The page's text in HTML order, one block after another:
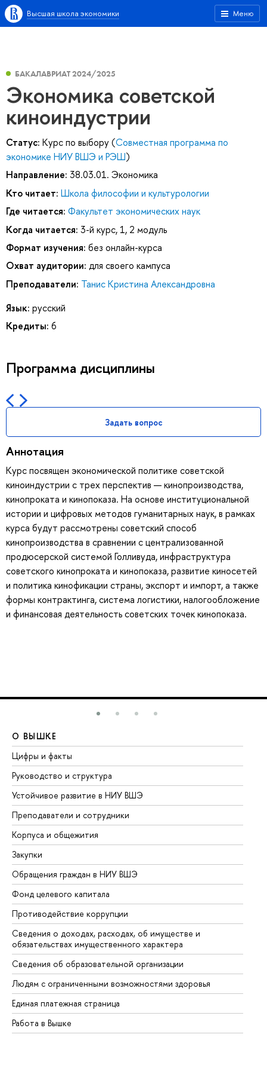
Меню
Высшая школа экономики
БАКАЛАВРИАТ 2024/2025
Экономика советской
киноиндустрии
Статус: Курс по выбору (Совместная программа по
экономике НИУ ВШЭ и РЭШ)
Направление: 38.03.01. Экономика
Кто читает: Школа философии и культурологии
Где читается: Факультет экономических наук
Когда читается: 3-й курс, 1, 2 модуль
Формат изучения: без онлайн-курса
Охват аудитории: для своего кампуса
Преподаватели: Танис Кристина Александровна
Язык: русский
Кредиты: 6
Программа дисциплины
Задать вопрос
Аннотация
Курс посвящен экономической политике советской
киноиндустрии с трех перспектив — кинопроизводства,
кинопроката и кинопоказа. На основе институциональной
истории и цифровых методов гуманитарных наук, в рамках
курса будут рассмотрены советский способ
кинопроизводства в сравнении с централизованной
продюсерской системой Голливуда, инфраструктура
советского кинопроката и кинопоказа, развитие киносетей
и политика кинофикации страны, экспорт и импорт, а также
формы контрактинга, система логистики, налогообложение
и финансовая деятельность советских точек кинопоказа.
О ВЫШКЕ
Цифры и факты
Руководство и структура
Устойчивое развитие в НИУ ВШЭ
Преподаватели и сотрудники
Корпуса и общежития
Закупки
Обращения граждан в НИУ ВШЭ
Фонд целевого капитала
Противодействие коррупции
Сведения о доходах, расходах, об имуществе и
обязательствах имущественного характера
Сведения об образовательной организации
Людям с ограниченными возможностями здоровья
Единая платежная страница
Работа в Вышке